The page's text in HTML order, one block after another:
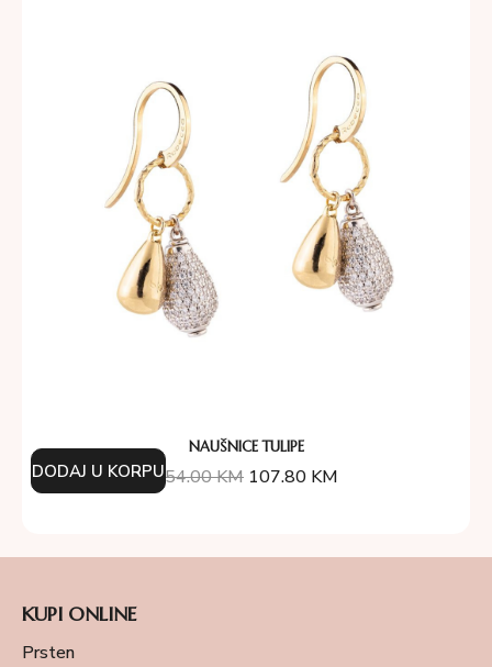
NAUŠNICE TULIPE
154.00KM 107.80 KM
DODAJ U KORPU
KUPI ONLINE
Prsten